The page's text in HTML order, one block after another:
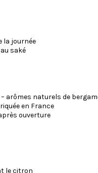
la journée
saké
– arômes naturels de
en France
ouverture
le citron